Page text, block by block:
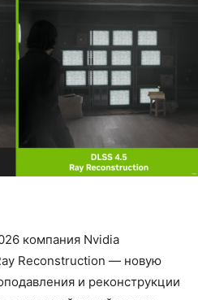
компания Nvidia
Reconstruction — новую
и реконструкции